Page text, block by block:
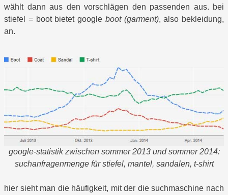
wählt dann aus den vorschlägen den passenden aus. bei
stiefel = boot bietet google boot (garment), also bekleidung,
an.
google-statistik zwischen sommer 2013 und sommer 2014:
suchanfragenmenge für stiefel, mantel, sandalen, t-shirt
hier sieht man die häufigkeit, mit der die suchmaschine nach